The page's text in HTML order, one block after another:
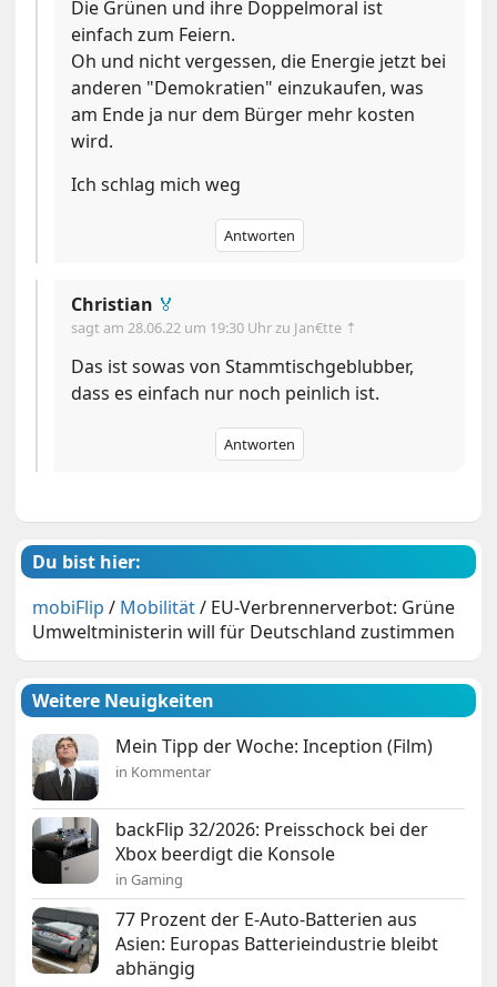
Die Grünen und ihre Doppelmoral ist
einfach zum Feiern.
Oh und nicht vergessen, die Energie jetzt bei
anderen "Demokratien" einzukaufen, was
am Ende ja nur dem Bürger mehr kosten
wird.
Ich schlag mich weg
Antworten
Christian 🏅
sagt am28.06.22 um 19:30 Uhrzu Jan€tte ⇡
Das ist sowas von Stammtischgeblubber,
dass es einfach nur noch peinlich ist.
Antworten
Du bist hier:
mobiFlip / Mobilität/ EU-Verbrennerverbot: Grüne
Umweltministerin will für Deutschland zustimmen
Weitere Neuigkeiten
Mein Tipp der Woche: Inception (Film)
in Kommentar
backFlip 32/2026: Preisschock bei der
Xbox beerdigt die Konsole
in Gaming
77 Prozent der E-Auto-Batterien aus
Asien: Europas Batterieindustrie bleibt
abhängig